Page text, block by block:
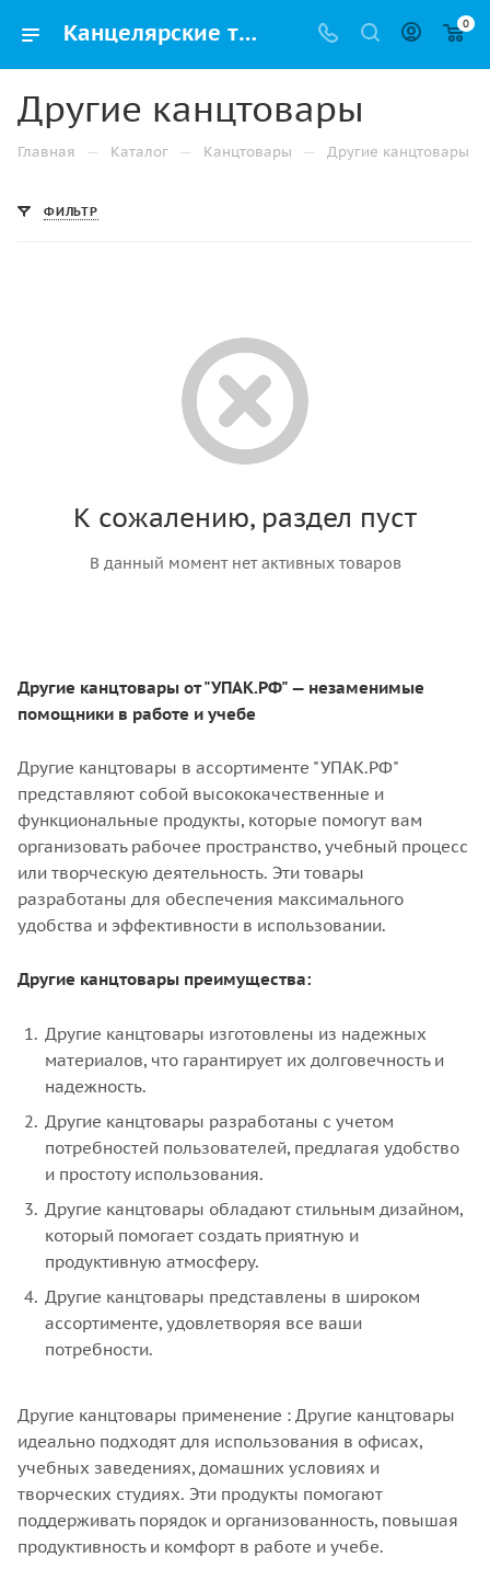
Канцелярские товары для офиса в Альметьевске купить оптом и в розницу | Упак РФ 0
Другие канцтовары
Главная — Каталог — Канцтовары — Другие канцтовары
ФИЛЬТР
К сожалению, раздел пуст
В данный момент нет активных товаров
Другие канцтовары от "УПАК.РФ" — незаменимые
помощники в работе и учебе
Другие канцтовары в ассортименте "УПАК.РФ"
представляют собой высококачественные и
функциональные продукты, которые помогут вам
организовать рабочее пространство, учебный процесс
или творческую деятельность. Эти товары
разработаны для обеспечения максимального
удобства и эффективности в использовании.
Другие канцтовары преимущества:
Другие канцтовары изготовлены из надежных
материалов, что гарантирует их долговечность и
надежность.
Другие канцтовары разработаны с учетом
потребностей пользователей, предлагая удобство
и простоту использования.
Другие канцтовары обладают стильным дизайном,
который помогает создать приятную и
продуктивную атмосферу.
Другие канцтовары представлены в широком
ассортименте, удовлетворяя все ваши
потребности.
Другие канцтовары применение : Другие канцтовары
идеально подходят для использования в офисах,
учебных заведениях, домашних условиях и
творческих студиях. Эти продукты помогают
поддерживать порядок и организованность, повышая
продуктивность и комфорт в работе и учебе.